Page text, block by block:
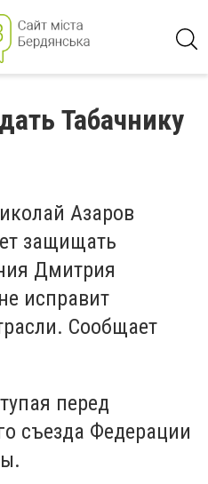
Табачнику
Азаров
защищать
Дмитрия
исправит
Сообщает
перед
съезда Федерации